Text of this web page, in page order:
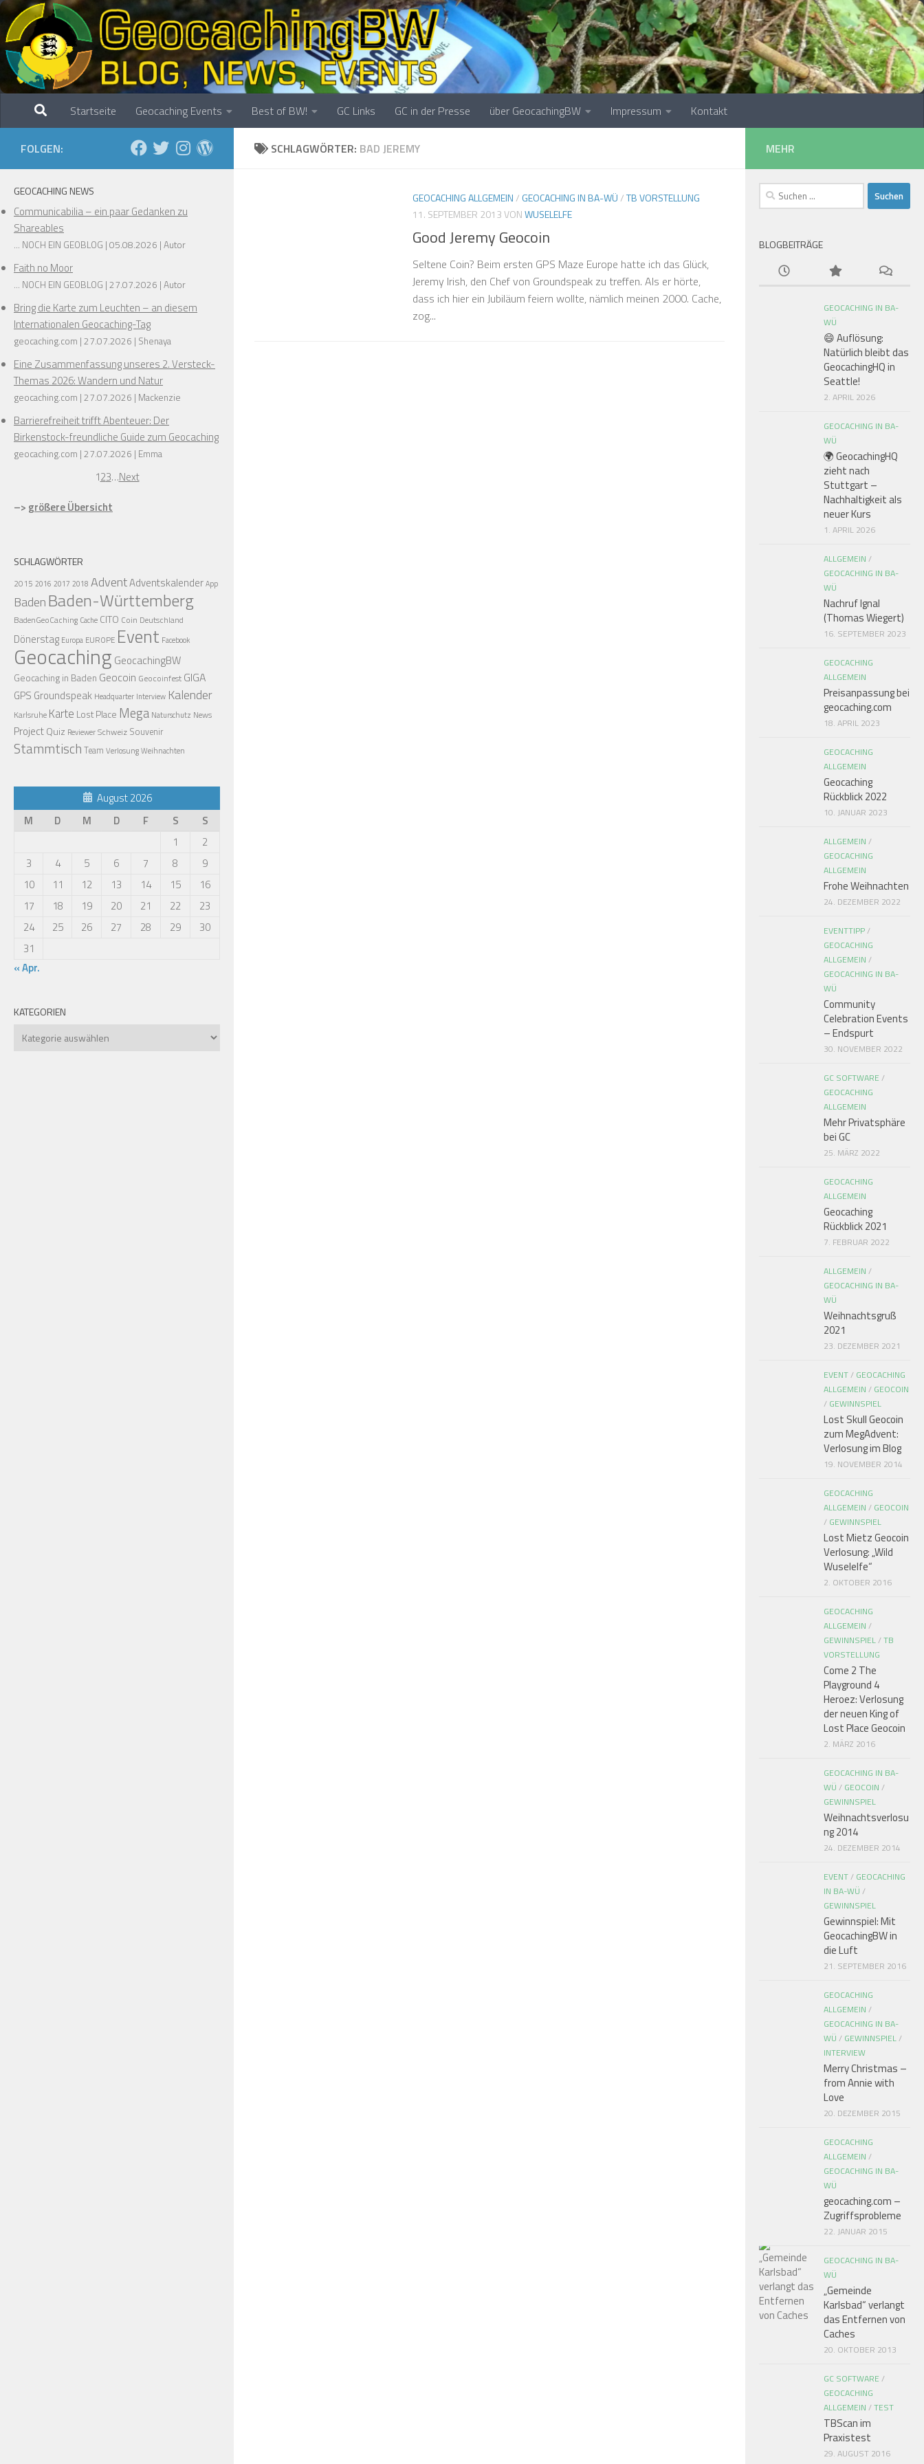
Zum Inhalt springen
Startseite Geocaching Events Best of BW! GC Links GC in der Presse über GeocachingBW Impressum Kontakt
SCHLAGWÖRTER: BAD JEREMY
GEOCACHING ALLGEMEIN/ GEOCACHING IN BA-WÜ/TB VORSTELLUNG
11. SEPTEMBER 2013VONWUSELELFE
Good Jeremy Geocoin
Seltene Coin? Beim ersten GPS Maze Europe hatte ich das Glück,
Jeremy Irish, den Chef von Groundspeak zu treffen. Als er hörte,
dass ich hier ein Jubiläum feiern wollte, nämlich meinen 2000. Cache,
zog...
FOLGEN:
GEOCACHING NEWS
Communicabilia – ein paar Gedanken zu
Shareables
... NOCH EIN GEOBLOG 05.08.2026 Autor
Faith no Moor
... NOCH EIN GEOBLOG 27.07.2026 Autor
Bring die Karte zum Leuchten – an diesem
Internationalen Geocaching-Tag
geocaching.com 27.07.2026 Shenaya
Eine Zusammenfassung unseres 2. Versteck-
Themas 2026: Wandern und Natur
geocaching.com 27.07.2026 Mackenzie
Barrierefreiheit trifft Abenteuer: Der
Birkenstock-freundliche Guide zum Geocaching
geocaching.com 27.07.2026 Emma
123…Next
–> größere Übersicht
SCHLAGWÖRTER
2015 2016 2017 2018 AdventAdventskalenderApp
BadenBaden-Württemberg
BadenGeoCaching Cache CITO Coin Deutschland
Dönerstag Europa EUROPE Event Facebook
Geocaching GeocachingBW
Geocaching in Baden Geocoin Geocoinfest GIGA
GPS Groundspeak Headquarter Interview Kalender
Karlsruhe Karte Lost Place Mega Naturschutz News
ProjectQuiz ReviewerSchweiz Souvenir
Stammtisch Team VerlosungWeihnachten
August 2026
M
D M D F S
S
1
2
3
4 5 6 7 8
9
10
11 12 13 14 15
16
17
18 19 20 21 22
23
24
25 26 27 28 29
30
31
« Apr.
KATEGORIEN
Kategorien
MEHR
Suchen
nach:
BLOGBEITRÄGE
GEOCACHING IN BA-
WÜ
😄 Auflösung:
Natürlich bleibt das
GeocachingHQ in
Seattle!
2. APRIL 2026
GEOCACHING IN BA-
WÜ
🌍 GeocachingHQ
zieht nach
Stuttgart –
Nachhaltigkeit als
neuer Kurs
1. APRIL 2026
ALLGEMEIN /
GEOCACHING IN BA-
WÜ
Nachruf Ignal
(Thomas Wiegert)
16. SEPTEMBER 2023
GEOCACHING
ALLGEMEIN
Preisanpassung bei
geocaching.com
18. APRIL 2023
GEOCACHING
ALLGEMEIN
Geocaching
Rückblick 2022
10. JANUAR 2023
ALLGEMEIN /
GEOCACHING
ALLGEMEIN
Frohe Weihnachten
24. DEZEMBER 2022
EVENTTIPP/
GEOCACHING
ALLGEMEIN /
GEOCACHING IN BA-
WÜ
Community
Celebration Events
– Endspurt
30. NOVEMBER 2022
GC SOFTWARE /
GEOCACHING
ALLGEMEIN
Mehr Privatsphäre
bei GC
25. MÄRZ 2022
GEOCACHING
ALLGEMEIN
Geocaching
Rückblick 2021
7. FEBRUAR 2022
ALLGEMEIN /
GEOCACHING IN BA-
WÜ
Weihnachtsgruß
2021
23. DEZEMBER 2021
EVENT/ GEOCACHING
ALLGEMEIN / GEOCOIN
/ GEWINNSPIEL
Lost Skull Geocoin
zum MegAdvent:
Verlosung im Blog
19. NOVEMBER 2014
GEOCACHING
ALLGEMEIN / GEOCOIN
/ GEWINNSPIEL
Lost Mietz Geocoin
Verlosung: „Wild
Wuselelfe“
2. OKTOBER 2016
GEOCACHING
ALLGEMEIN /
GEWINNSPIEL/TB
VORSTELLUNG
Come 2 The
Playground 4
Heroez: Verlosung
der neuen King of
Lost Place Geocoin
2. MÄRZ 2016
GEOCACHING IN BA-
WÜ / GEOCOIN /
GEWINNSPIEL
Weihnachtsverlosu
ng 2014
24. DEZEMBER 2014
EVENT/ GEOCACHING
IN BA-WÜ /
GEWINNSPIEL
Gewinnspiel: Mit
GeocachingBW in
die Luft
21. SEPTEMBER 2016
GEOCACHING
ALLGEMEIN /
GEOCACHING IN BA-
WÜ / GEWINNSPIEL/
INTERVIEW
Merry Christmas –
from Annie with
Love
20. DEZEMBER 2015
GEOCACHING
ALLGEMEIN /
GEOCACHING IN BA-
WÜ
geocaching.com –
Zugriffsprobleme
22. JANUAR 2015
GEOCACHING IN BA-
WÜ
„Gemeinde
Karlsbad“ verlangt
das Entfernen von
Caches
20. OKTOBER 2013
GC SOFTWARE /
GEOCACHING
ALLGEMEIN /TEST
TBScan im
Praxistest
29. AUGUST 2016